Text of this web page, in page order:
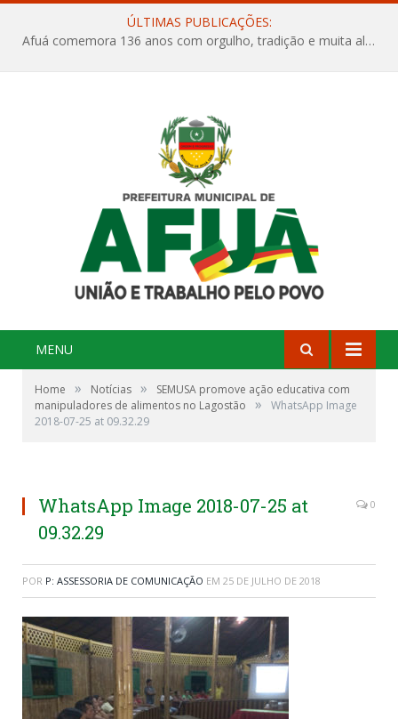
ÚLTIMAS PUBLICAÇÕES:
Afuá comemora 136 anos com orgulho, tradição e muita alegria na Quadra Dr. Nelson Salomão
MENU
Home » Notícias »
SEMUSA promove ação educativa com
manipuladores de alimentos no Lagostão
»
WhatsApp Image
2018-07-25 at 09.32.29
WhatsApp Image 2018-07-25 at
09.32.29
0
POR P: ASSESSORIA DE COMUNICAÇÃO EM 25 DE JULHO DE 2018